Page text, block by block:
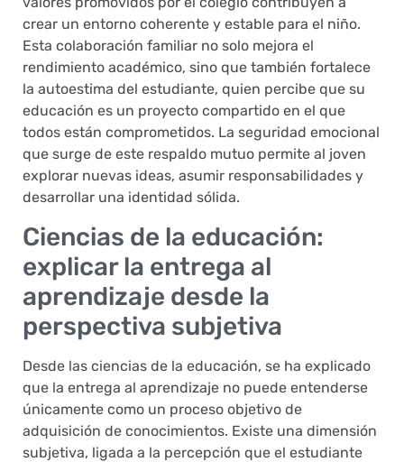
crear un entorno coherente y estable para el niño.
Esta colaboración familiar no solo mejora el
rendimiento académico, sino que también fortalece
la autoestima del estudiante, quien percibe que su
educación es un proyecto compartido en el que
todos están comprometidos. La seguridad emocional
que surge de este respaldo mutuo permite al joven
explorar nuevas ideas, asumir responsabilidades y
desarrollar una identidad sólida.
Ciencias de la educación:
explicar la entrega al
aprendizaje desde la
perspectiva subjetiva
Desde las ciencias de la educación, se ha explicado
que la entrega al aprendizaje no puede entenderse
únicamente como un proceso objetivo de
adquisición de conocimientos. Existe una dimensión
subjetiva, ligada a la percepción que el estudiante